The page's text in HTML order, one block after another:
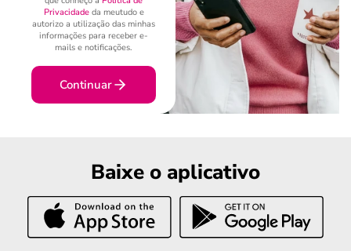
Privacidadeda meutudo e
autorizo a utilização das minhas
informações para receber e-
mails e notificações.
Continuar
Baixe o aplicativo